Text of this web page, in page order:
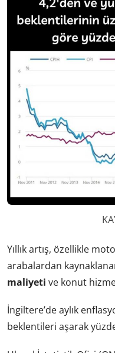
Yıllık artış, özellikle
arabalardan
maliyeti ve konut
İngiltere’de aylık
beklentileri aşarak